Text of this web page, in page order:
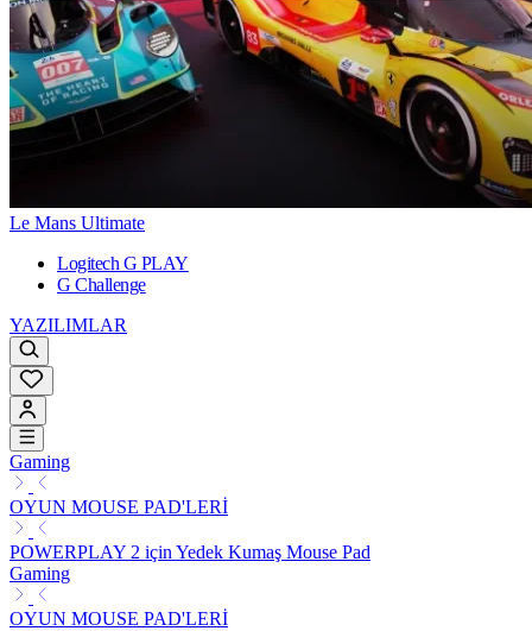
Le Mans Ultimate
Logitech G PLAY
G Challenge
YAZILIMLAR
Gaming
OYUN MOUSE PAD'LERİ
POWERPLAY 2 için Yedek Kumaş Mouse Pad
Gaming
OYUN MOUSE PAD'LERİ